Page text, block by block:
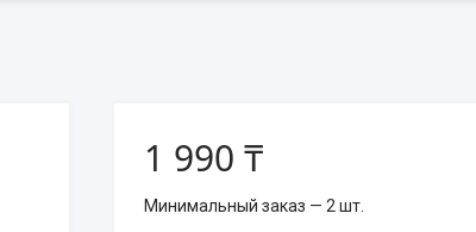
1 990 ₸
Минимальный заказ — 2 шт.